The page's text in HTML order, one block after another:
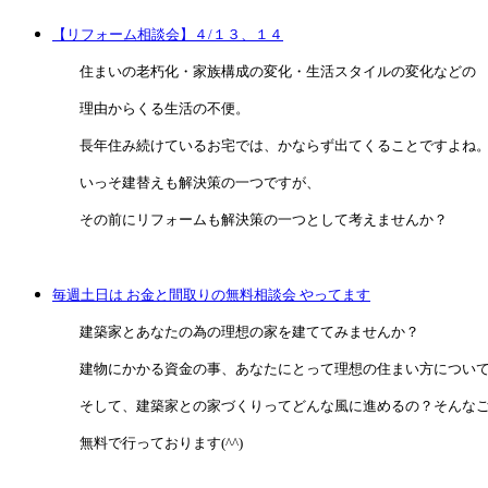
【リフォーム相談会】４/１３、１４
住まいの老朽化・家族構成の変化・生活スタイルの変化などの
理由からくる生活の不便。
長年住み続けているお宅では、かならず出てくることですよね。
いっそ建替えも解決策の一つですが、
その前にリフォームも解決策の一つとして考えませんか？
毎週土日は お金と間取りの無料相談会 やってます
建築家とあなたの為の理想の家を建ててみませんか？
建物にかかる資金の事、あなたにとって理想の住まい方について
そして、建築家との家づくりってどんな風に進めるの？そんなご
無料で行っております(^^)